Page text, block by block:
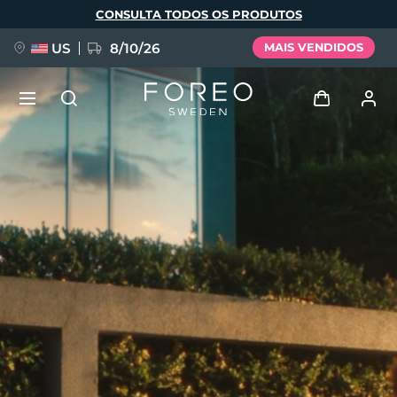
principal
CONSULTA TODOS OS PRODUTOS
US 8/10/26 MAIS VENDIDOS
Entrar
Meus aparelhos
Meus pedidos
Meus endereços
As minhas subscrições
NOVIDADE
FAQ™ Pure Beauty-Tech Elixir
issa™ Teeth Whitening Set
Idioma
English Deutsch
Français
Italiano
Português
Svenska
Русский
Türkçe
简体中文 繁體中文